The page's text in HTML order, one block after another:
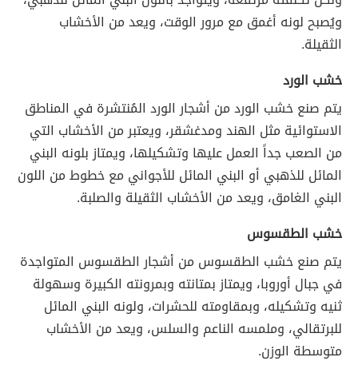
ويُصبح لونه أغمق مع مرور الوقت، ويعد من الأخشاب
الثقيلة.
خشب الورد
يتم صنع خشب الورد من أشجار الورد المُنتشرة في المناطق
الاستوائية مثل الهند ومدغشقر، ويعتبر من الأخشاب التي
من الصعب جداً العمل عليها وتشكيلها، ويمتاز بلونه البني
المائل للذهبي أو البني المائل للأجواني مع خطوط من اللون
البني الغامق، ويعد من الأخشاب الثقيلة والصلبة.
خشب الطقسوس
يتم صنع خشب الطقسوس من أشجار الطقسوس المتواجدة
في جبال أوروبا، ويمتاز بمتانته وبمرونته الكبيرة وسهولة
ثنيه وتشكيله، وبمقاومته للحشرات، ولونه البني المائل
للبرتقالي، وملمسه الناعم والسلس، ويعد من الأخشاب
متوسطة الوزن.